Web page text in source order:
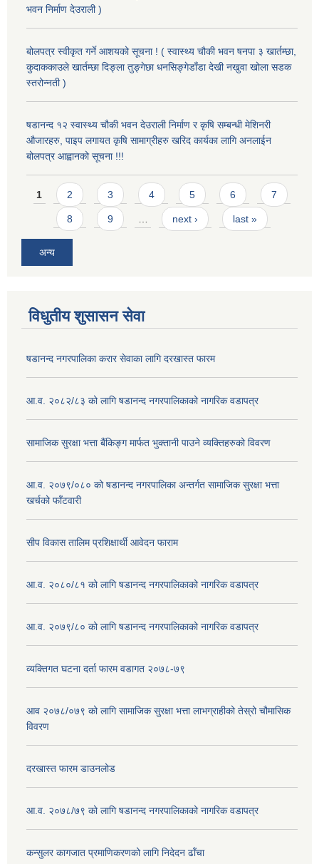
भवन निर्माण देउराली )
बोलपत्र स्वीकृत गर्ने आशयको सूचना ! ( स्वास्थ्य चौकी भवन षनपा ३ खार्तम्छा,
कुदाककाउले खार्तम्छा दिङ्ला तुङ्गेछा धनसिङ्गेडाँडा देखी नखुवा खोला सडक
स्तरोन्नती )
षडानन्द १२ स्वास्थ्य चौकी भवन देउराली निर्माण र कृषि सम्बन्धी मेशिनरी
औजारहरु, पाइप लगायत कृषि सामाग्रीहरु खरिद कार्यका लागि अनलाईन
बोलपत्र आह्वानको सूचना !!!
Pages
1 2 3 4 5 6 7
8 9 … next › last »
अन्य
विधुतीय शुसासन सेवा
षडानन्द नगरपालिका करार सेवाका लागि दरखास्त फारम
आ.व. २०८२/८३ को लागि षडानन्द नगरपालिकाको नागरिक वडापत्र
सामाजिक सुरक्षा भत्ता बैंकिङ्ग मार्फत भुक्तानी पाउने व्यक्तिहरुको विवरण
आ.व. २०७९/०८० को षडानन्द नगरपालिका अन्तर्गत सामाजिक सुरक्षा भत्ता
खर्चको फाँटवारी
सीप विकास तालिम प्रशिक्षार्थी आवेदन फाराम
आ.व. २०८०/८१ को लागि षडानन्द नगरपालिकाको नागरिक वडापत्र
आ.व. २०७९/८० को लागि षडानन्द नगरपालिकाको नागरिक वडापत्र
व्यक्तिगत घटना दर्ता फारम वडागत २०७८-७९
आव २०७८/०७९ को लागि सामाजिक सुरक्षा भत्ता लाभग्राहीको तेस्रो चौमासिक
विवरण
दरखास्त फारम डाउनलोड
आ.व. २०७८/७९ को लागि षडानन्द नगरपालिकाको नागरिक वडापत्र
कन्सुलर कागजात प्रमाणिकरणको लागि निदेदन ढाँचा